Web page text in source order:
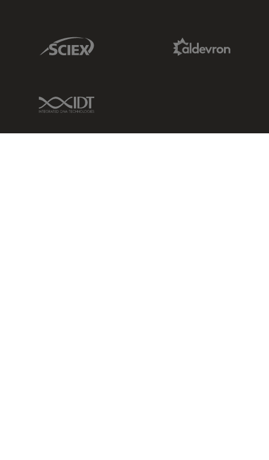
Sciex Link
IDT Link